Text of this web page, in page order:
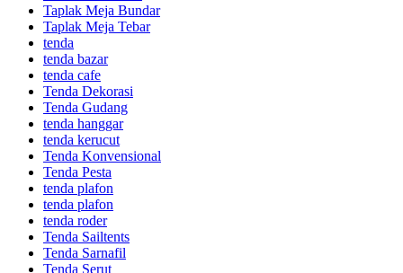
Taplak Meja Bundar
Taplak Meja Tebar
tenda
tenda bazar
tenda cafe
Tenda Dekorasi
Tenda Gudang
tenda hanggar
tenda kerucut
Tenda Konvensional
Tenda Pesta
tenda plafon
tenda plafon
tenda roder
Tenda Sailtents
Tenda Sarnafil
Tenda Serut